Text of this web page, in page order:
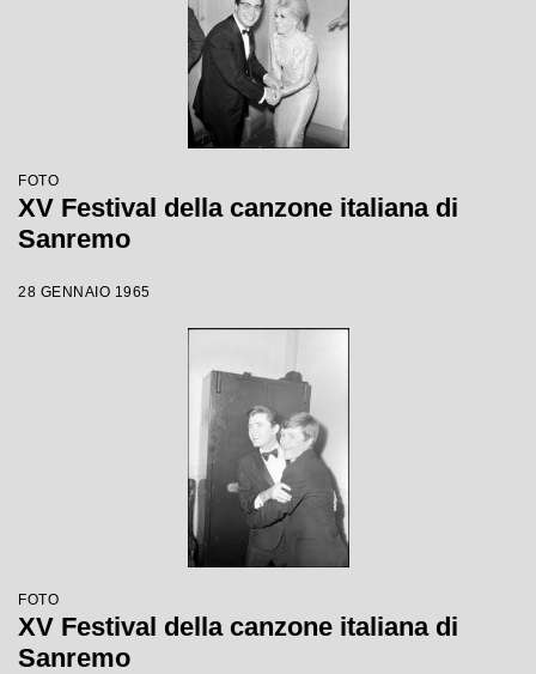
FOTO
XV Festival della canzone italiana di
Sanremo
28 GENNAIO 1965
FOTO
XV Festival della canzone italiana di
Sanremo